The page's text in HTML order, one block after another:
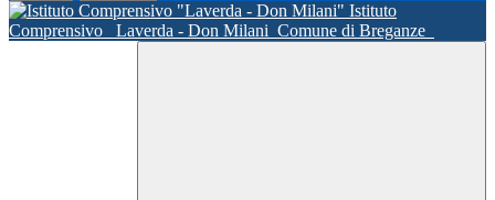
Istituto
Comprensivo
Laverda - Don Milani Comune di Breganze